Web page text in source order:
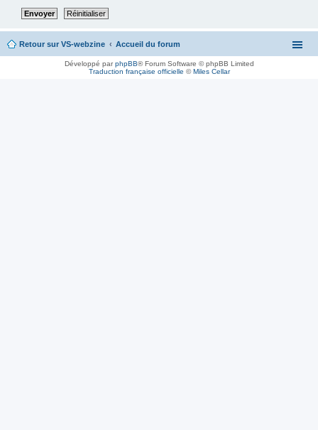
Retour sur VS-webzine Accueil du forum
Développé parphpBB® Forum Software © phpBB Limited
Traduction française officielle ©Miles Cellar